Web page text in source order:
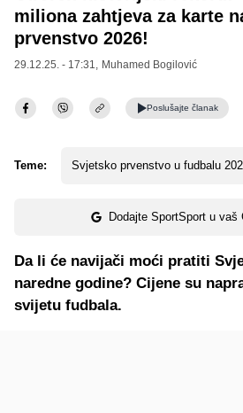
miliona zahtjeva za karte
prvenstvo 2026!
29.12.25. - 17:31, Muhamed Bogilović
Poslušajte članak
Teme: Svjetsko prvenstvo u fudbalu
Dodajte SportSport u vaš
Da li će navijači moći pratiti
naredne godine? Cijene su
svijetu fudbala.